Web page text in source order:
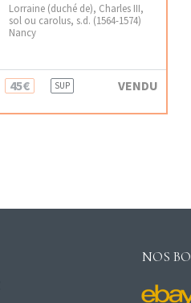
Lorraine (duché de), Charles III,
sol ou carolus, s.d. (1564-1574)
Nancy
45€ SUP VENDU
NOS